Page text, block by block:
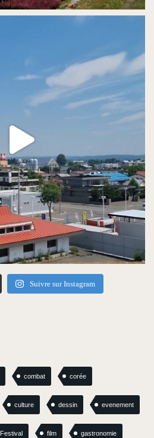
Suivre sur Instagram
combat corée
culture dessin evenement
Festival film gastronomie